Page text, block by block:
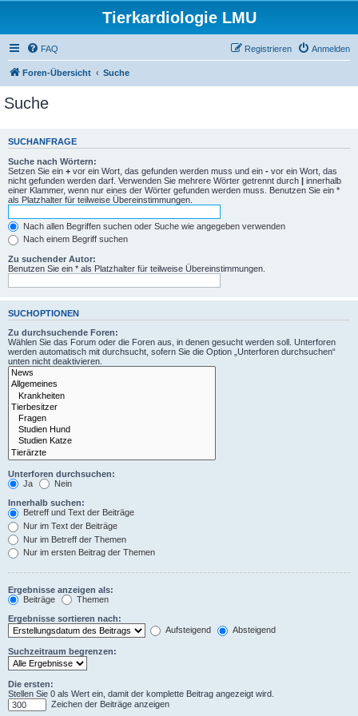
Tierkardiologie LMU
FAQ Anmelden
Registrieren
Foren-Übersicht Suche
Suche
SUCHANFRAGE
Suche nach Wörtern:
Setzen Sie ein + vor ein Wort, das gefunden werden muss und ein - vor ein Wort, das
nicht gefunden werden darf. Verwenden Sie mehrere Wörter getrennt durch | innerhalb
einer Klammer, wenn nur eines der Wörter gefunden werden muss. Benutzen Sie ein *
als Platzhalter für teilweise Übereinstimmungen.
Nach allen Begriffen suchen oder Suche wie angegeben verwenden
Nach einem Begriff suchen
Zu suchender Autor:
Benutzen Sie ein * als Platzhalter für teilweise Übereinstimmungen.
SUCHOPTIONEN
Zu durchsuchende Foren:
Wählen Sie das Forum oder die Foren aus, in denen gesucht werden soll. Unterforen
werden automatisch mit durchsucht, sofern Sie die Option „Unterforen durchsuchen“
unten nicht deaktivieren.
Unterforen durchsuchen:
Ja
Nein
Innerhalb suchen:
Betreff und Text der Beiträge
Nur im Text der Beiträge
Nur im Betreff der Themen
Nur im ersten Beitrag der Themen
Ergebnisse anzeigen als:
Beiträge
Themen
Ergebnisse sortieren nach:
Aufsteigend
Absteigend
Suchzeitraum begrenzen:
Die ersten:
Stellen Sie 0 als Wert ein, damit der komplette Beitrag angezeigt wird.
Zeichen der Beiträge anzeigen